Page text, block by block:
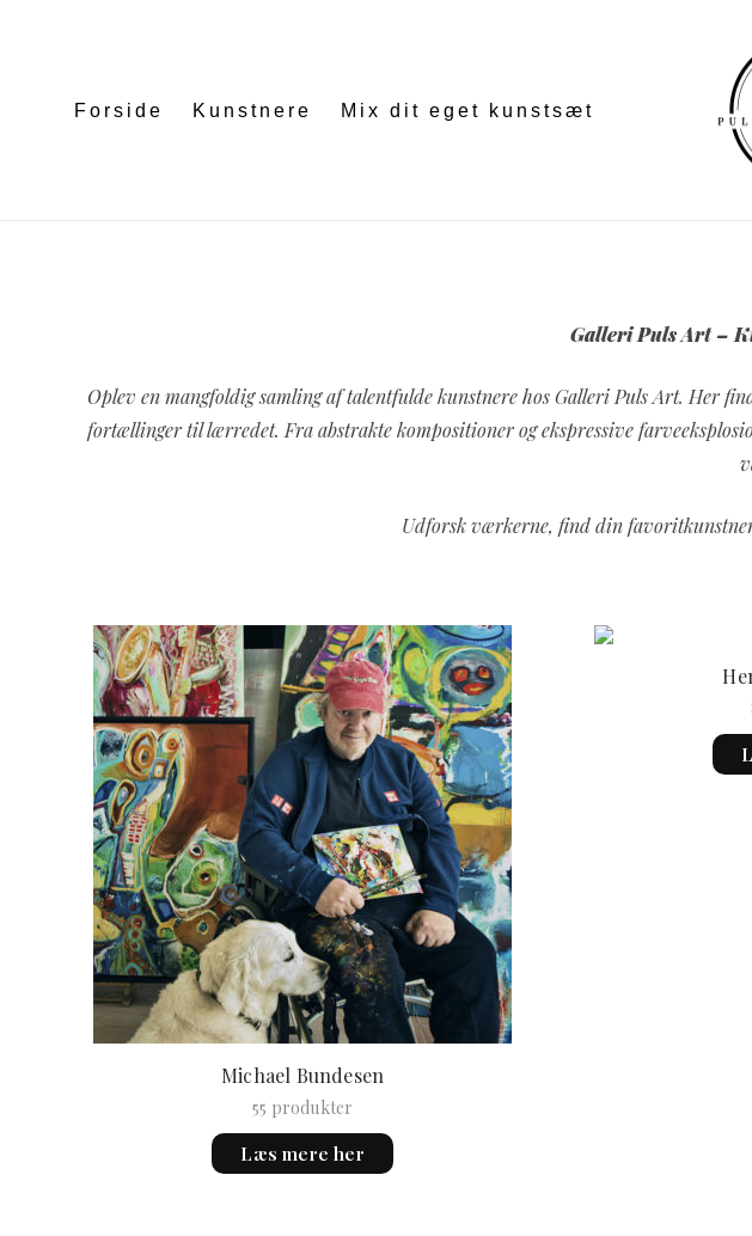
Forside Kunstnere Mix dit eget kunstsæt
Galleri Puls Art –
Oplev en mangfoldig samling af talentfulde kunstnere hos Galleri Puls Art. Her
fortællinger til lærredet. Fra abstrakte kompositioner og ekspressive
Udforsk værkerne, find din
Michael Bundesen
55 produkter
Læs mere her